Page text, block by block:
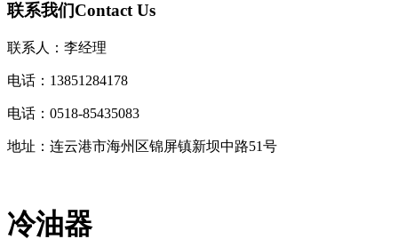
联系我们Contact Us
联系人：李经理
电话：13851284178
电话：0518-85435083
地址：连云港市海州区锦屏镇新坝中路51号
冷油器